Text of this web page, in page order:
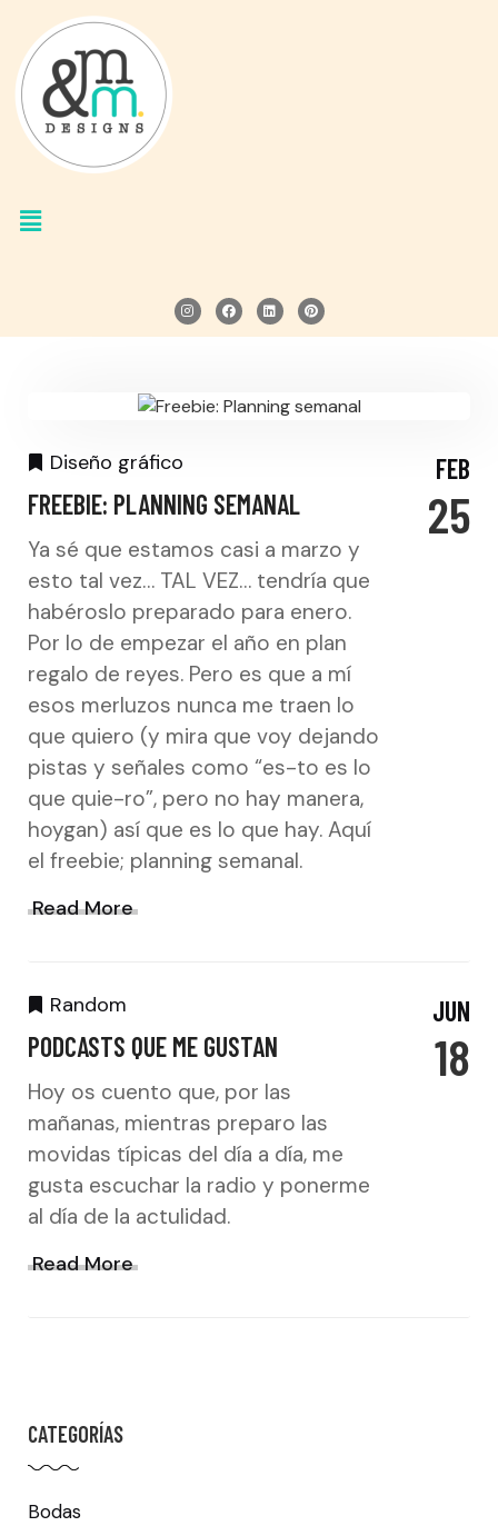
Diseño gráfico
FREEBIE: PLANNING SEMANAL
Ya sé que estamos casi a marzo y
esto tal vez… TAL VEZ… tendría que
habéroslo preparado para enero.
Por lo de empezar el año en plan
regalo de reyes. Pero es que a mí
esos merluzos nunca me traen lo
que quiero (y mira que voy dejando
pistas y señales como “es-to es lo
que quie-ro”, pero no hay manera,
hoygan) así que es lo que hay. Aquí
el freebie; planning semanal.
Read More
FEB
25
Random
PODCASTS QUE ME GUSTAN
Hoy os cuento que, por las
mañanas, mientras preparo las
movidas típicas del día a día, me
gusta escuchar la radio y ponerme
al día de la actulidad.
Read More
JUN
18
CATEGORÍAS
Bodas